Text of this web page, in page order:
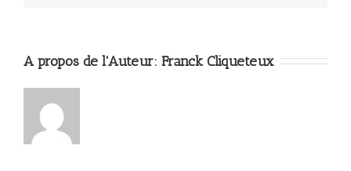
A propos de l'Auteur: Franck Cliqueteux